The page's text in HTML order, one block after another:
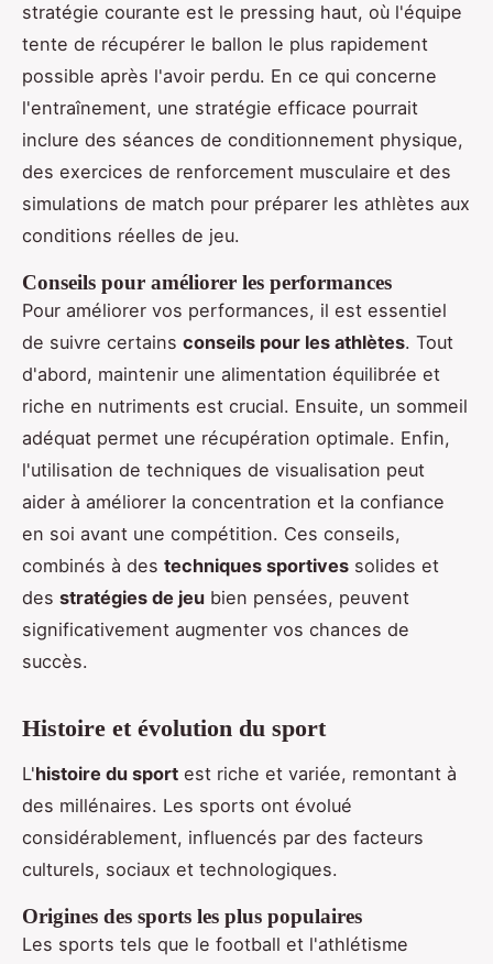
stratégie courante est le pressing haut, où l'équipe
tente de récupérer le ballon le plus rapidement
possible après l'avoir perdu. En ce qui concerne
l'entraînement, une stratégie efficace pourrait
inclure des séances de conditionnement physique,
des exercices de renforcement musculaire et des
simulations de match pour préparer les athlètes aux
conditions réelles de jeu.
Conseils pour améliorer les performances
Pour améliorer vos performances, il est essentiel
de suivre certains conseils pour les athlètes. Tout
d'abord, maintenir une alimentation équilibrée et
riche en nutriments est crucial. Ensuite, un sommeil
adéquat permet une récupération optimale. Enfin,
l'utilisation de techniques de visualisation peut
aider à améliorer la concentration et la confiance
en soi avant une compétition. Ces conseils,
combinés à des techniques sportives solides et
des stratégies de jeu bien pensées, peuvent
significativement augmenter vos chances de
succès.
Histoire et évolution du sport
L'histoire du sport est riche et variée, remontant à
des millénaires. Les sports ont évolué
considérablement, influencés par des facteurs
culturels, sociaux et technologiques.
Origines des sports les plus populaires
Les sports tels que le football et l'athlétisme